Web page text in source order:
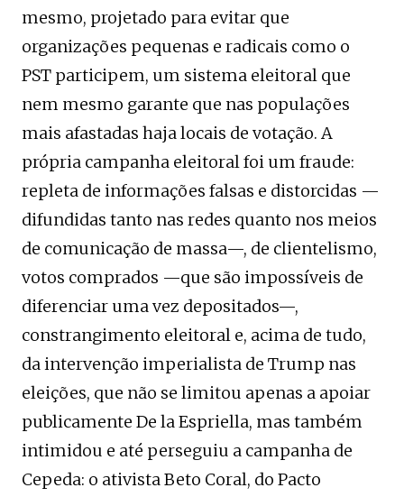
mesmo, projetado para evitar que
organizações pequenas e radicais como o
PST participem, um sistema eleitoral que
nem mesmo garante que nas populações
mais afastadas haja locais de votação. A
própria campanha eleitoral foi um fraude:
repleta de informações falsas e distorcidas —
difundidas tanto nas redes quanto nos meios
de comunicação de massa—, de clientelismo,
votos comprados —que são impossíveis de
diferenciar uma vez depositados—,
constrangimento eleitoral e, acima de tudo,
da intervenção imperialista de Trump nas
eleições, que não se limitou apenas a apoiar
publicamente De la Espriella, mas também
intimidou e até perseguiu a campanha de
Cepeda: o ativista Beto Coral, do Pacto